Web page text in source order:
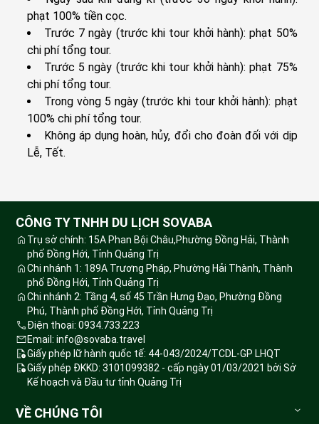
phạt 100% tiền cọc.
Trước 7 ngày (trước khi tour khởi hành): phạt 50%
chi phí tổng tour.
Trước 5 ngày (trước khi tour khởi hành): phạt 75%
chi phí tổng tour.
Trong vòng 5 ngày (trước khi tour khởi hành): phạt
100% chi phí tổng tour.
Không áp dụng hoàn, hủy, đổi cho đoàn đối với dịp
Lễ, Tết.
CÔNG TY TNHH DU LỊCH SOVABA
Trụ sở chính: 15A Phan Bội Châu,Phường Đồng Hải, Thành
phố Đồng Hới, Tỉnh Quảng Trị
Chi nhánh 1: 189A Trương Pháp, Phường Hải Thành, Thành
phố Đồng Hới, Tỉnh Quảng Trị
Chi nhánh 2: Tầng 4, số 45 Trần Hưng Đạo, Phường Đồng
Phú, Thành phố Đồng Hới, Tỉnh Quảng Trị
Điện thoại: 0934.733.223
Email: info@sovaba.travel
Giấy phép lữ hành quốc tế: 44-043/2024/TCDL-GP LHQT
Giấy phép ĐKKD: 3101099382 - cấp ngày 01/03/2021 bởi Sở
Kế hoạch và Đầu tư tỉnh Quảng Trị
VỀ CHÚNG TÔI